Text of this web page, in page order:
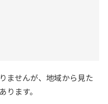
ませんが、地域から見た
ます。